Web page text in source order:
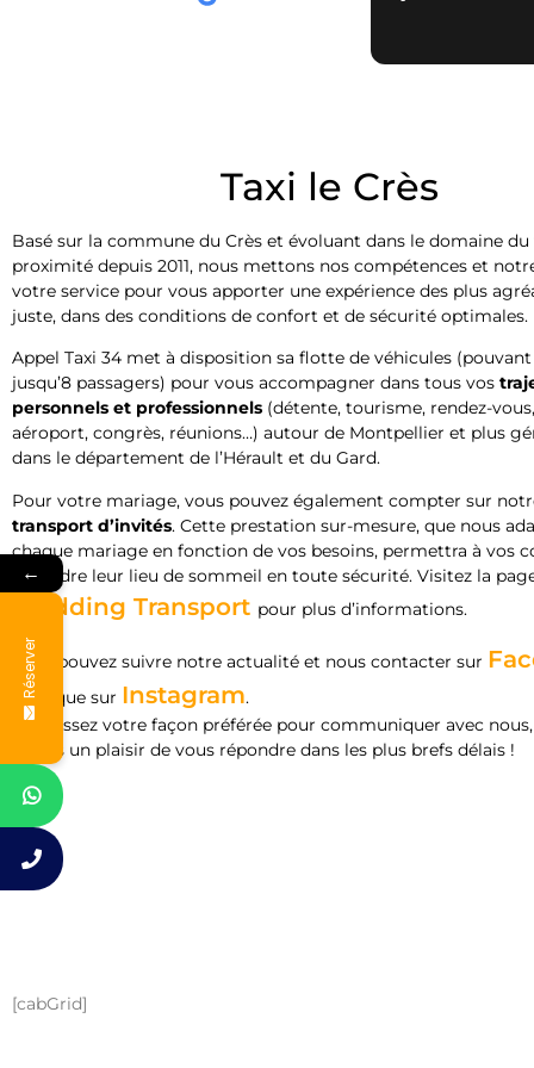
Taxi le Crès
Basé sur la commune du Crès et évoluant dans le domaine
proximité depuis 2011, nous mettons nos compétences et
votre service pour vous apporter une expérience des plus
juste, dans des conditions de confort et de sécurité optimales.
Appel Taxi 34 met à disposition sa flotte de véhicules
jusqu’8 passagers) pour vous accompagner dans tous vos
personnels et professionnels (détente, tourisme, rendez-
aéroport, congrès, réunions…) autour de Montpellier et plus
dans le département de l’Hérault et du Gard.
Pour votre mariage, vous pouvez également compter sur
transport d’invités. Cette prestation sur-mesure, que nous
chaque mariage en fonction de vos besoins, permettra à vos
rejoindre leur lieu de sommeil en toute sécurité. Visitez la
Wedding Transport pour plus d’informations.
Vous pouvez suivre notre actualité et nous contacter sur
ainsi que sur Instagram.
Choisissez votre façon préférée pour communiquer avec
ferons un plaisir de vous répondre dans les plus brefs délais !
[cabGrid]
←
Réserver